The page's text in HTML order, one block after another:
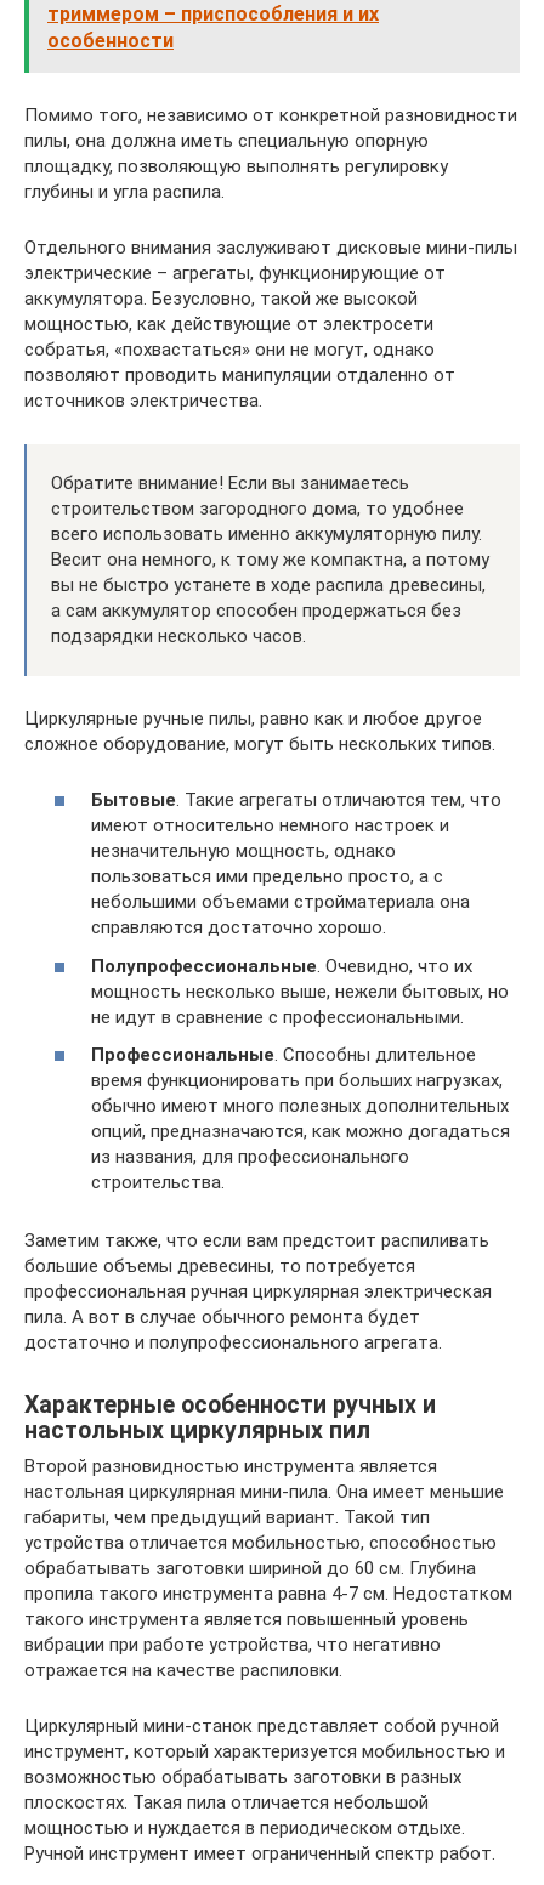
триммером – приспособления и их
особенности
Помимо того, независимо от конкретной разновидности
пилы, она должна иметь специальную опорную
площадку, позволяющую выполнять регулировку
глубины и угла распила.
Отдельного внимания заслуживают дисковые мини-пилы
электрические – агрегаты, функционирующие от
аккумулятора. Безусловно, такой же высокой
мощностью, как действующие от электросети
собратья, «похвастаться» они не могут, однако
позволяют проводить манипуляции отдаленно от
источников электричества.
Обратите внимание! Если вы занимаетесь
строительством загородного дома, то удобнее
всего использовать именно аккумуляторную пилу.
Весит она немного, к тому же компактна, а потому
вы не быстро устанете в ходе распила древесины,
а сам аккумулятор способен продержаться без
подзарядки несколько часов.
Циркулярные ручные пилы, равно как и любое другое
сложное оборудование, могут быть нескольких типов.
Бытовые. Такие агрегаты отличаются тем, что
имеют относительно немного настроек и
незначительную мощность, однако
пользоваться ими предельно просто, а с
небольшими объемами стройматериала она
справляются достаточно хорошо.
Полупрофессиональные. Очевидно, что их
мощность несколько выше, нежели бытовых, но
не идут в сравнение с профессиональными.
Профессиональные. Способны длительное
время функционировать при больших нагрузках,
обычно имеют много полезных дополнительных
опций, предназначаются, как можно догадаться
из названия, для профессионального
строительства.
Заметим также, что если вам предстоит распиливать
большие объемы древесины, то потребуется
профессиональная ручная циркулярная электрическая
пила. А вот в случае обычного ремонта будет
достаточно и полупрофессионального агрегата.
Характерные особенности ручных и
настольных циркулярных пил
Второй разновидностью инструмента является
настольная циркулярная мини-пила. Она имеет меньшие
габариты, чем предыдущий вариант. Такой тип
устройства отличается мобильностью, способностью
обрабатывать заготовки шириной до 60 см. Глубина
пропила такого инструмента равна 4-7 см. Недостатком
такого инструмента является повышенный уровень
вибрации при работе устройства, что негативно
отражается на качестве распиловки.
Циркулярный мини-станок представляет собой ручной
инструмент, который характеризуется мобильностью и
возможностью обрабатывать заготовки в разных
плоскостях. Такая пила отличается небольшой
мощностью и нуждается в периодическом отдыхе.
Ручной инструмент имеет ограниченный спектр работ.